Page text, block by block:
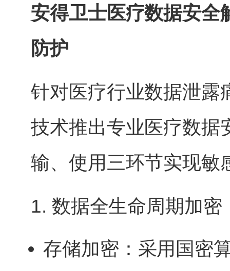
安得卫士医疗数据安全
防护
针对医疗行业数据泄露
技术推出专业医疗数据
输、使用三环节实现敏
1. 数据全生命周期加密
存储加密：采用国密